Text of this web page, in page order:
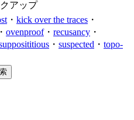
アップ
・ kick over the traces ・
・ ovenproof・ recusancy ・
・ suspected ・ topo-